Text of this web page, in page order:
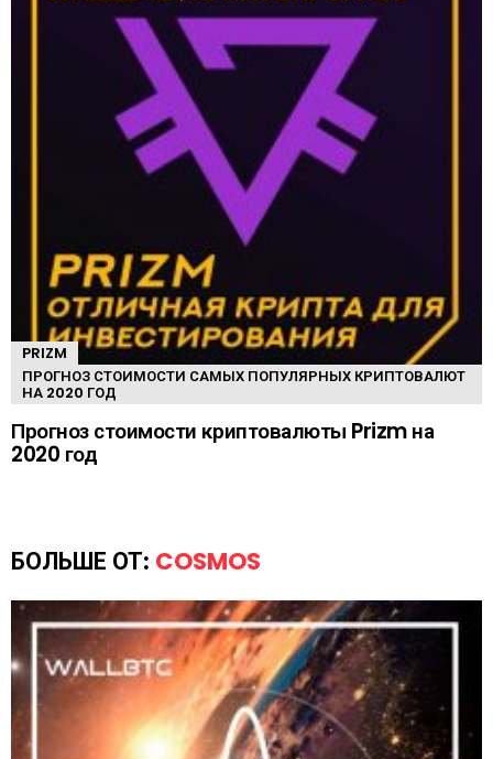
PRIZM
ПРОГНОЗ СТОИМОСТИ САМЫХ ПОПУЛЯРНЫХ КРИПТОВАЛЮТ
НА 2020 ГОД
Прогноз стоимости криптовалюты Prizm на
2020 год
БОЛЬШЕ ОТ: COSMOS